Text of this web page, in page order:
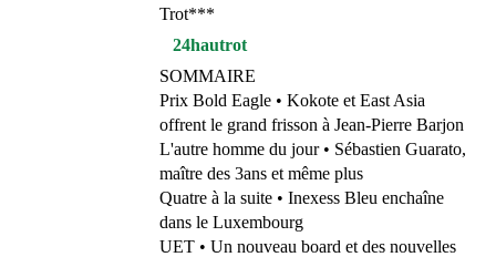
Trot***
24hautrot
SOMMAIRE
Prix Bold Eagle • Kokote et East Asia
offrent le grand frisson à Jean-Pierre Barjon
L'autre homme du jour • Sébastien Guarato,
maître des 3ans et même plus
Quatre à la suite • Inexess Bleu enchaîne
dans le Luxembourg
UET • Un nouveau board et des nouvelles